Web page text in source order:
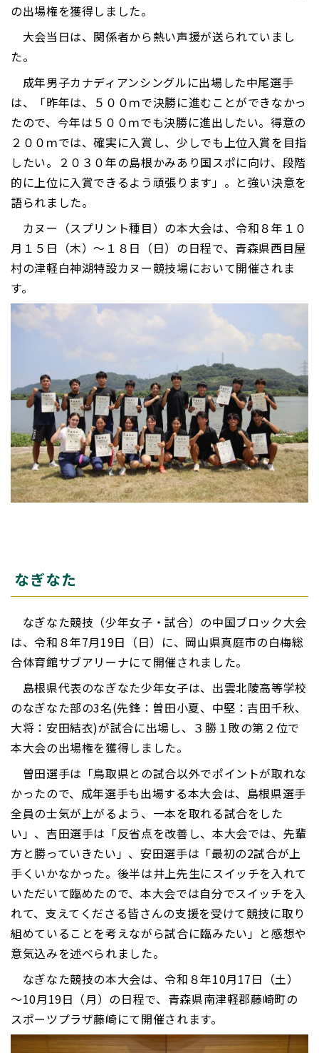
の出場権を獲得しました。
大会当日は、関係者から熱い声援が送られていまし
た。
成年男子カナディアンシングルに出場した中尾選手
は、「昨年は、５００ｍで決勝に進むことができなかっ
たので、今年は５００ｍでも決勝に進出したい。得意の
２００ｍでは、確実に入賞し、少しでも上位入賞を目指
したい。２０３０年の島根かみあり国スポに向け、段階
的に上位に入賞できるよう頑張ります」。と強い決意を
語られました。
カヌー（スプリント種目）の本大会は、令和８年１０
月１５日（木）～１８日（日）の日程で、青森県西目屋
村の津軽白神湖特設カヌー競技場において開催されま
す。
なぎなた
なぎなた競技（少年女子・試合）の中国ブロック大会
は、令和８年7月19日（日）に、岡山県真庭市の白梅総
合体育館サブアリーナにて開催されました。
島根県代表のなぎなた少年女子は、出雲北陵高等学校
のなぎなた部の3名(先鋒：曽田小夏、中堅：吉田千秋、
大将：安田結衣)が試合に出場し、３勝１敗の第２位で
本大会の出場権を獲得しました。
曽田選手は「鳥取県との試合以外でポイントが取れな
かったので、成年選手も出場する本大会は、島根県選手
全員の士気が上がるよう、一本を取れる試合をした
い」、吉田選手は「反省点を改善し、本大会では、先輩
方と勝っていきたい」、安田選手は「最初の2試合が上
手くいかなかった。後半は井上先生にスイッチを入れて
いただいて臨めたので、本大会では自分でスイッチを入
れて、支えてくださる皆さんの支援を受けて競技に取り
組めていることを考えながら試合に臨みたい」と感想や
意気込みを述べられました。
なぎなた競技の本大会は、令和８年10月17日（土）
～10月19日（月）の日程で、青森県南津軽郡藤崎町の
スポーツプラザ藤崎にて開催されます。